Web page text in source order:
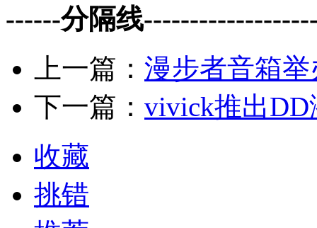
------分隔线
上一篇： 漫步者音箱
下一篇： vivick推出
收藏
挑错